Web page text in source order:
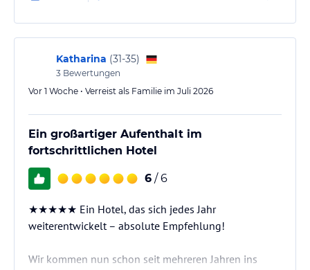
Katharina (31-35)
3 Bewertungen
Vor 1 Woche • Verreist als Familie im Juli 2026
Ein großartiger Aufenthalt im
fortschrittlichen Hotel
6 / 6
★★★★★ Ein Hotel, das sich jedes Jahr
weiterentwickelt – absolute Empfehlung!
Wir kommen nun schon seit mehreren Jahren ins